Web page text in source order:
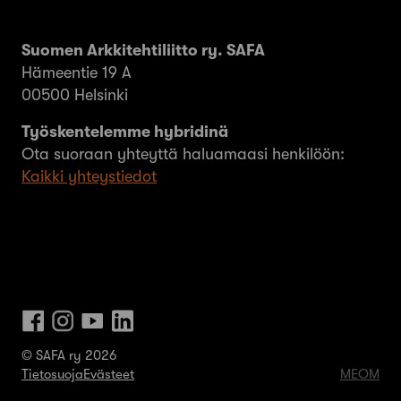
Suomen Arkkitehtiliitto ry. SAFA
Hämeentie 19 A
00500 Helsinki
Työskentelemme hybridinä
Ota suoraan yhteyttä haluamaasi henkilöön:
Kaikki yhteystiedot
© SAFA ry 2026
TietosuojaEvästeet MEOM